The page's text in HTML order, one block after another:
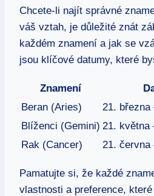
Chcete-li⁤ najít ‌správné
váš vztah, ⁣je důležité znát
každém znamení a ⁢jak se
jsou klíčové datumy, ‌které⁣
Znamení
Beran (Aries)
21. března
Blíženci⁣ (Gemini) 21. května
Rak (Cancer)
21. června
Pamatujte ⁢si, že ‍každé
vlastnosti a preference,